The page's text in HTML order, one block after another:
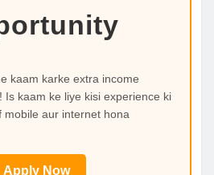
kaam karke extra income
Is kaam ke liye kisi experience ki
mobile aur internet hona
Apply Now